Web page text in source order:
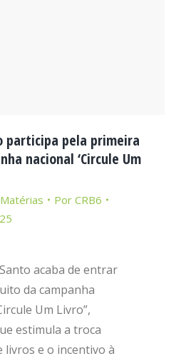
participa pela primeira
nacional ‘Circule Um
Matérias Por CRB6
acaba de entrar
da campanha
Um Livro”,
estimula a troca
livros e o incentivo à